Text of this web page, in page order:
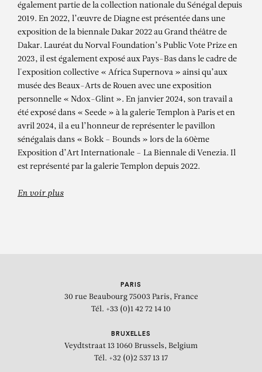
ALIOUNE DIAGNE
Ndaaje – Ceremony
également partie de la collection nationale du Sénégal depuis
2019. En 2022, l’œuvre de Diagne est présentée dans une
exposition de la biennale Dakar 2022 au Grand théâtre de
Dakar. Lauréat du Norval Foundation’s Public Vote Prize en
2023, il est également exposé aux Pays-Bas dans le cadre de
l'exposition collective « Africa Supernova » ainsi qu’aux
musée des Beaux-Arts de Rouen avec une exposition
personnelle « Ndox-Glint ». En janvier 2024, son travail a
été exposé dans « Seede » à la galerie Templon à Paris et en
avril 2024, il a eu l’honneur de représenter le pavillon
sénégalais dans « Bokk – Bounds » lors de la 60ème
Exposition d’Art Internationale – La Biennale di Venezia. Il
est représenté par la galerie Templon depuis 2022.
En voir plus
PARIS
30 rue Beaubourg 75003 Paris, France
Tél. +33 (0)1 42 72 14 10
BRUXELLES
Veydtstraat 13 1060 Brussels, Belgium
Tél. +32 (0)2 537 13 17